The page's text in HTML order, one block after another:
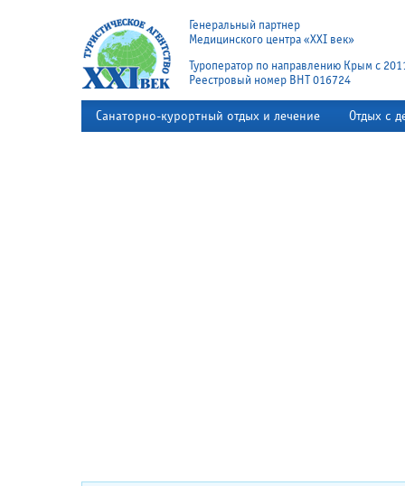
Генеральный партнер
Медицинского центра «XXI век»
Туроператор по направлению Крым с
Реестровый номер ВНТ 016724
Санаторно-курортный отдых и лечение Отдых с